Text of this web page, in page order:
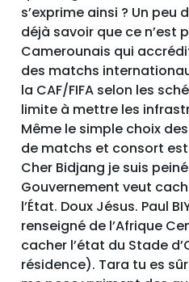
s’exprime ainsi ? Un peu
déjà savoir que ce n’est
Camerounais qui
des matchs
la CAF/FIFA selon les
limite à mettre les
Même le simple choix
de matchs et consort est
Cher Bidjang je suis
Gouvernement veut
l’État. Doux Jésus. Paul
renseigné de l’Afrique
cacher l’état du Stade
résidence). Tara tu es